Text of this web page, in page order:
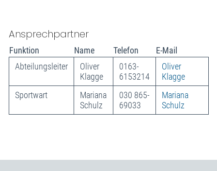
Ansprechpartner
Funktion Name Telefon
E-Mail
Abteilungsleiter
Oliver
Klagge
0163-
6153214
Oliver
Klagge
Sportwart
Mariana
Schulz
030 865-
69033
Mariana
Schulz